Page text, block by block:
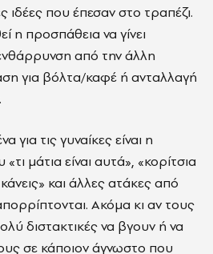
ιδέες που έπεσαν στο τραπέζι.
η προσπάθεια να γίνει
από την άλλη
για βόλτα/καφέ ή ανταλλαγή
για τις γυναίκες είναι η
μάτια είναι αυτά», «κορίτσια
και άλλες ατάκες από
Ακόμα κι αν τους
διστακτικές να βγουν ή να
σε κάποιον άγνωστο που